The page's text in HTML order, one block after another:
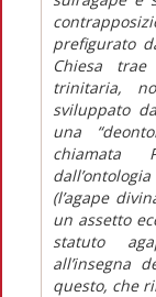
prefigurato
Chiesa
trinitaria,
sviluppato
una
chiamata
(l’agape
un assetto
statuto
all’insegna
questo, che